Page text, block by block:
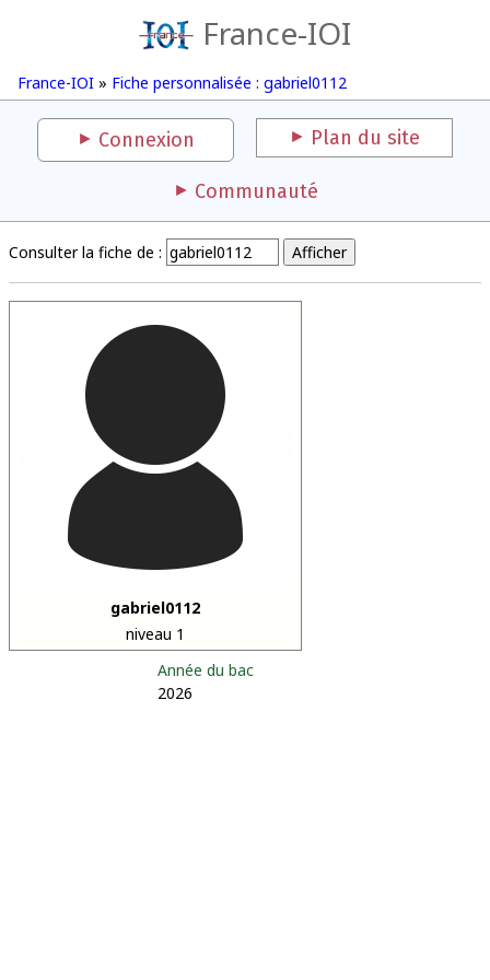
France-IOI
France-IOI » Fiche personnalisée : gabriel0112
Connexion Plan du site
Communauté
Consulter la fiche de :
gabriel0112
niveau 1
Année du bac
2026